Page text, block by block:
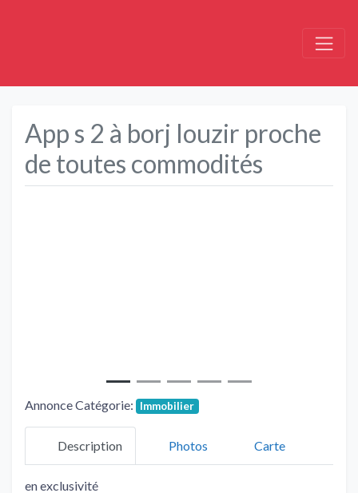
App s 2 à borj louzir proche
de toutes commodités
Annonce Catégorie: Immobilier
Description Photos Carte
en exclusivité